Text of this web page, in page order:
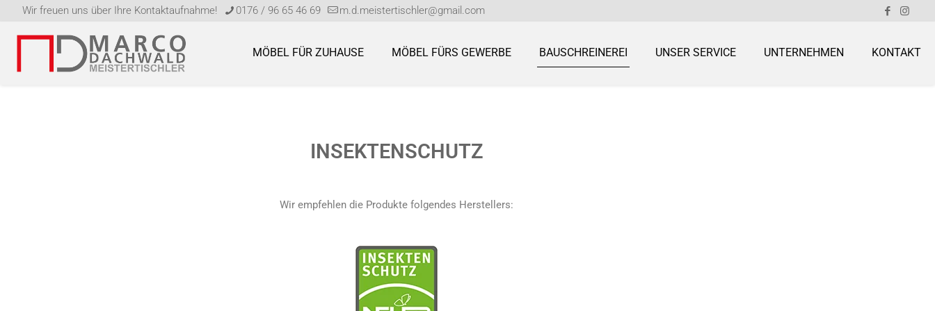
Wir freuen uns über Ihre Kontaktaufnahme! 0176 / 96 65 46 69 m.d.meistertischler@gmail.com
MÖBEL FÜR ZUHAUSE MÖBEL FÜRS GEWERBE BAUSCHREINEREI UNSER SERVICE UNTERNEHMEN KONTAKT
INSEKTENSCHUTZ
Wir empfehlen die Produkte folgendes Herstellers: